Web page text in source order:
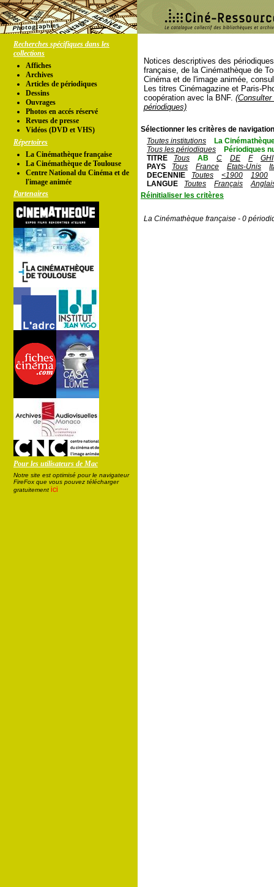
Recherches spécifiques dans les
collections
Affiches
Archives
Articles de périodiques
Dessins
Ouvrages
Photos en accés réservé
Revues de presse
Vidéos (DVD et VHS)
Répertoires
La Cinémathèque française
La Cinémathèque de Toulouse
Centre National du Cinéma et de
l'image animée
Partenaires
Pour les utilisateurs de Mac
Notre site est optimisé pour le navigateur
FireFox que vous pouvez télécharger
gratuitement ici
Notices descriptives des
française, de la Cinémathèque de
Cinéma et de l'image animée,
Les titres Cinémagazine et Paris-
coopération avec la BNF.
périodiques)
Sélectionner les critères de
Toutes institutions
La
Tous les périodiques
Périodiques
TITRE
Tous AB C DE F
GHI
PAYS
Tous France Etats-Unis
DECENNIE
Toutes <1900
1900
LANGUE
Toutes Français
Réinitialiser les critères
La Cinémathèque française - 0